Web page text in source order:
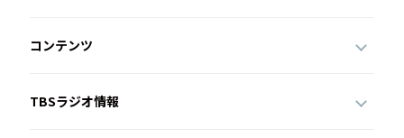
コンテンツ
TBSラジオ情報